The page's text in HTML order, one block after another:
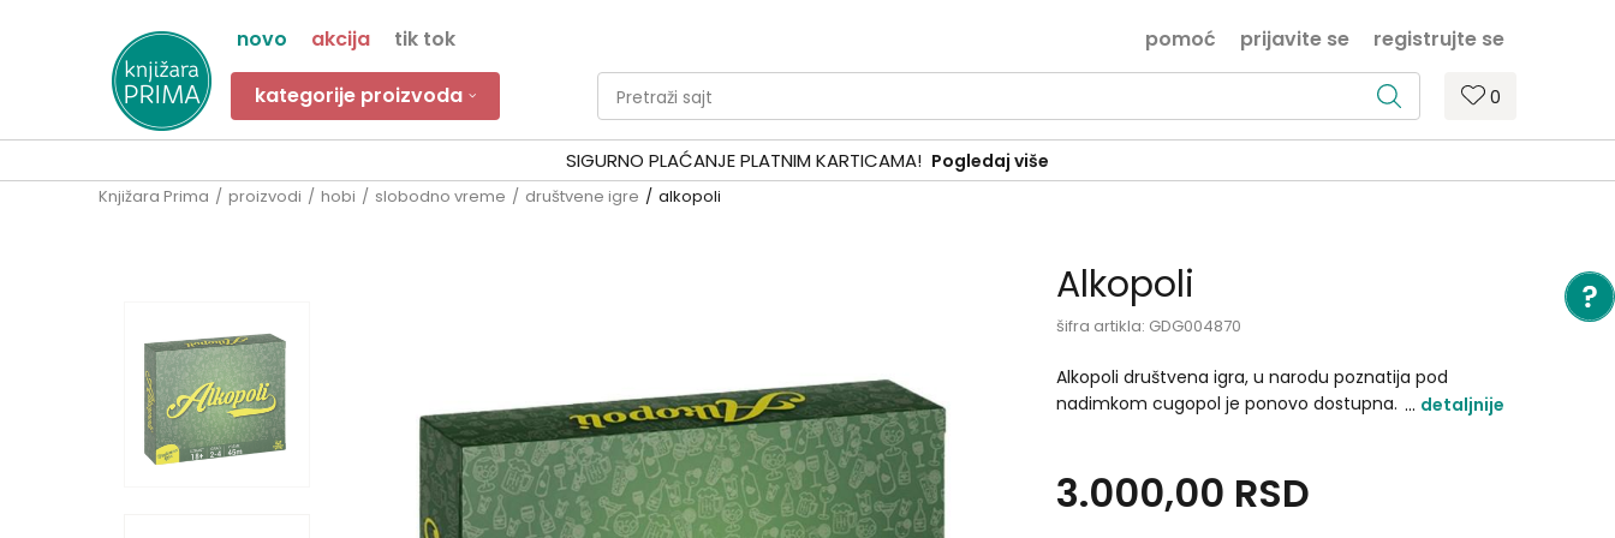
novo akcija tik tok prijavite se registrujte se
pomoć
kategorije proizvoda 0
Pretraži sajt
SIGURNO PLAĆANJE PLATNIM KARTICAMA! Pogledaj više
Knjižara Prima proizvodi hobi slobodno vreme društvene igre alkopoli
Alkopoli
šifra artikla: GDG004870
Alkopoli društvena igra, u narodu poznatija pod
nadimkom cugopol je ponovo dostupna. Ponovo
smo za sebe, pomalo i za vas, smislili, bolje reći
sabrali i probrali, po našem bradatom mišljenju,
detaljnije
3.000,00 RSD